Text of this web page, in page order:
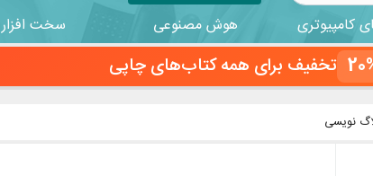
کامپیوتری هوش مصنوعی سخت افزار
تخفیف برای همه کتاب‌های چاپی
نویسی